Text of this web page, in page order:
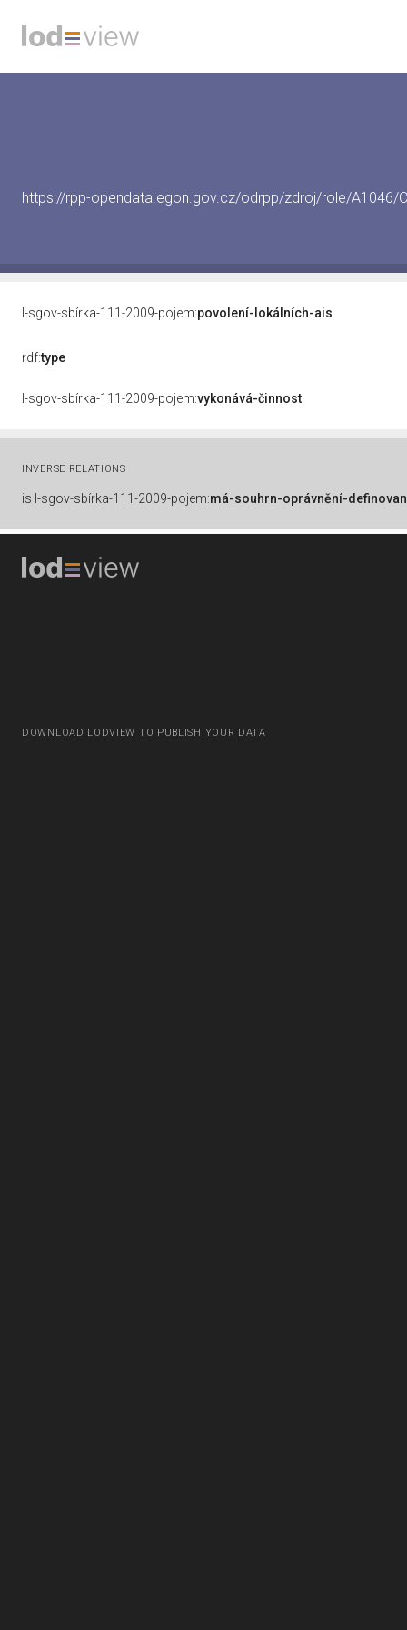
https://rpp-opendata.egon.gov.cz/odrpp/zdroj/role/A1046/
l-sgov-sbírka-111-2009-pojem:povolení-lokálních-ais
rdf:type
l-sgov-sbírka-111-2009-pojem:vykonává-činnost
INVERSE RELATIONS
is l-sgov-sbírka-111-2009-pojem:má-souhrn-oprávnění-
DOWNLOAD LODVIEW TO PUBLISH YOUR DATA